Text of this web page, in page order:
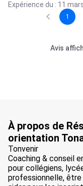
Expérience du : 11
1
Avis
À propos de
orientation
Tonvenir
Coaching & conseil
pour collégiens,
professionnelle,